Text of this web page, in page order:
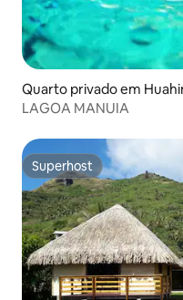
Quarto privado em
LAGOA MANUIA
Superhost
Superhost